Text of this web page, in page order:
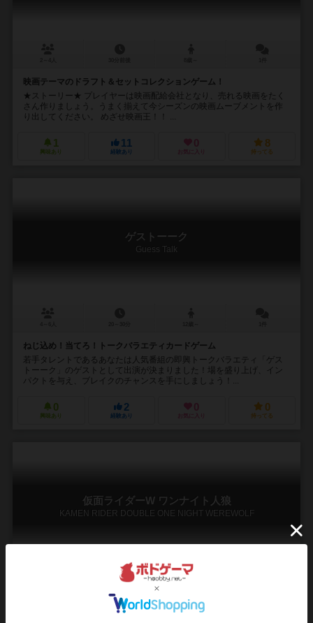
映画テーマのドラフト＆セットコレクションゲーム！
★ストーリー★ プレイヤーは映画配給会社となり、売れる映画をたく
さん作りましょう。うまく揃えて今シーズンの映画ムーブメントを作
り出してください。 めざせ映画王！！ ...
1
興味あり
11
経験あり
0
お気に入り
8
持ってる
ゲストーーク
Guess Talk
ねじ込め！当てろ！トークバラエティカードゲーム
若手タレントであるあなたは人気番組の即興トークバラエティ「ゲス
トーーク」のゲストとして出演が決まりました！場を盛り上げ、イン
パクトを与え、ブレイクのチャンスを手にしましょう！...
0
興味あり
2
経験あり
0
お気に入り
0
持ってる
仮面ライダーW ワンナイト人狼
KAMEN RIDER DOUBLE ONE NIGHT WEREWOLF
仮面ライダーWとワンナイト人狼のコラボレーション